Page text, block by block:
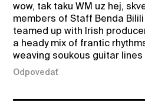
wow, tak taku WM uz hej,
members of Staff Benda Bilili
teamed up with Irish
a heady mix of frantic
weaving soukous guitar lines
Odpovedať